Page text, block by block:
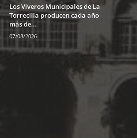
Los Viveros Municipales de La
Torrecilla producen cada año
más de...
07/08/2026